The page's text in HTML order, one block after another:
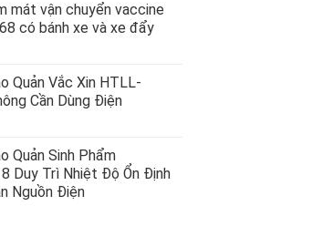
mát vận chuyển vaccine
có bánh xe và xe đẩy
Quản Vắc Xin HTLL-
Cần Dùng Điện
Quản Sinh Phẩm
Duy Trì Nhiệt Độ Ổn Định
Nguồn Điện